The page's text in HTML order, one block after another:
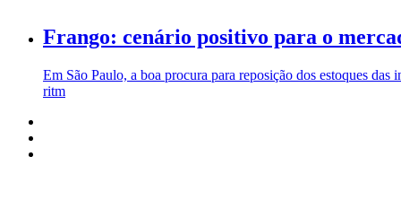
Frango: cenário positivo para o
Em São Paulo, a boa procura para reposição dos estoques
ritm